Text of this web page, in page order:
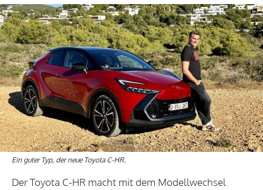
Ein guter Typ, der neue Toyota C-HR.
Der Toyota C-HR macht mit dem Modellwechsel